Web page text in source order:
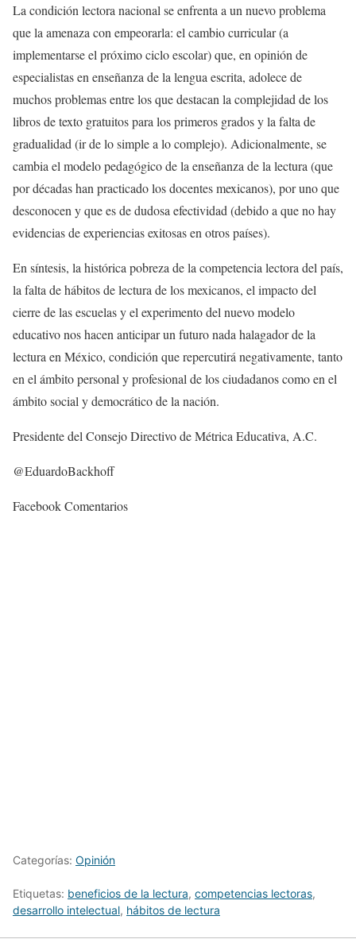
La condición lectora nacional se enfrenta a un nuevo problema
que la amenaza con empeorarla: el cambio curricular (a
implementarse el próximo ciclo escolar) que, en opinión de
especialistas en enseñanza de la lengua escrita, adolece de
muchos problemas entre los que destacan la complejidad de los
libros de texto gratuitos para los primeros grados y la falta de
gradualidad (ir de lo simple a lo complejo). Adicionalmente, se
cambia el modelo pedagógico de la enseñanza de la lectura (que
por décadas han practicado los docentes mexicanos), por uno que
desconocen y que es de dudosa efectividad (debido a que no hay
evidencias de experiencias exitosas en otros países).
En síntesis, la histórica pobreza de la competencia lectora del país,
la falta de hábitos de lectura de los mexicanos, el impacto del
cierre de las escuelas y el experimento del nuevo modelo
educativo nos hacen anticipar un futuro nada halagador de la
lectura en México, condición que repercutirá negativamente, tanto
en el ámbito personal y profesional de los ciudadanos como en el
ámbito social y democrático de la nación.
Presidente del Consejo Directivo de Métrica Educativa, A.C.
@EduardoBackhoff
Facebook Comentarios
Categorías: Opinión
Etiquetas: beneficios de la lectura, competencias lectoras,
desarrollo intelectual, hábitos de lectura